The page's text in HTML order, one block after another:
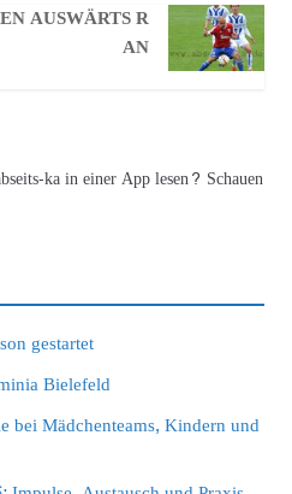
AUSWÄRTS R
AN
ka in einer App lesen? Schauen
gestartet
Bielefeld
bei Mädchenteams, Kindern und